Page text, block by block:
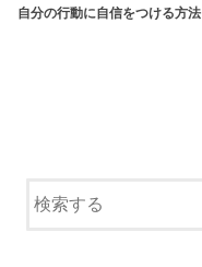
自分の行動に自信をつける方法